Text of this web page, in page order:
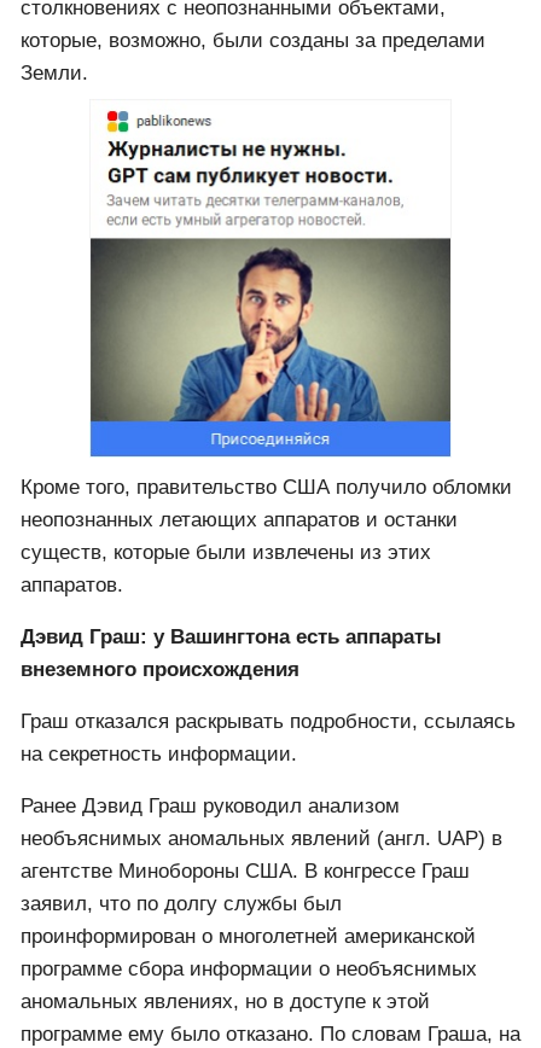
столкновениях с неопознанными объектами,
которые, возможно, были созданы за пределами
Земли.
Кроме того, правительство США получило обломки
неопознанных летающих аппаратов и останки
существ, которые были извлечены из этих
аппаратов.
Дэвид Граш: у Вашингтона есть аппараты
внеземного происхождения
Граш отказался раскрывать подробности, ссылаясь
на секретность информации.
Ранее Дэвид Граш руководил анализом
необъяснимых аномальных явлений (англ. UAP) в
агентстве Минобороны США. В конгрессе Граш
заявил, что по долгу службы был
проинформирован о многолетней американской
программе сбора информации о необъяснимых
аномальных явлениях, но в доступе к этой
программе ему было отказано. По словам Граша, на